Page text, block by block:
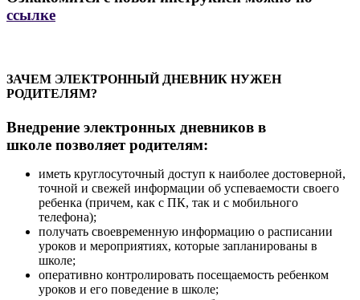
ссылке
ЗАЧЕМ ЭЛЕКТРОННЫЙ ДНЕВНИК НУЖЕН
РОДИТЕЛЯМ?
Внедрение электронных дневников в
школе позволяет родителям:
иметь круглосуточный доступ к наиболее достоверной,
точной и свежей информации об успеваемости своего
ребенка (причем, как с ПК, так и с мобильного
телефона);
получать своевременную информацию о расписании
уроков и мероприятиях, которые запланированы в
школе;
оперативно контролировать посещаемость ребенком
уроков и его поведение в школе;